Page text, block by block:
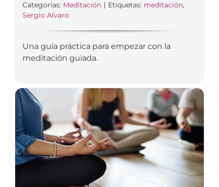
Categorías: Meditación | Etiquetas: meditación,
Sergio Alvaro
Una guía práctica para empezar con la
meditación guiada.